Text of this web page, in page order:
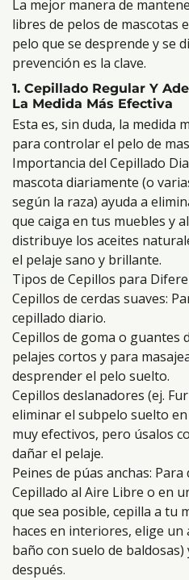
La mejor manera de
libres de pelos de mascotas
pelo que se desprende y se
prevención es la clave.
1. Cepillado Regular Y
La Medida Más Efectiva
Esta es, sin duda, la medida
para controlar el pelo de
Importancia del Cepillado
mascota diariamente (o
según la raza) ayuda a
que caiga en tus muebles y
distribuye los aceites
el pelaje sano y brillante.
Tipos de Cepillos para
Cepillos de cerdas suaves:
cepillado diario.
Cepillos de goma o guantes
pelajes cortos y para
desprender el pelo suelto.
Cepillos deslanadores (ej.
eliminar el subpelo suelto
muy efectivos, pero úsalos
dañar el pelaje.
Peines de púas anchas:
Cepillado al Aire Libre o en
que sea posible, cepilla a tu
haces en interiores, elige un
baño con suelo de
después.